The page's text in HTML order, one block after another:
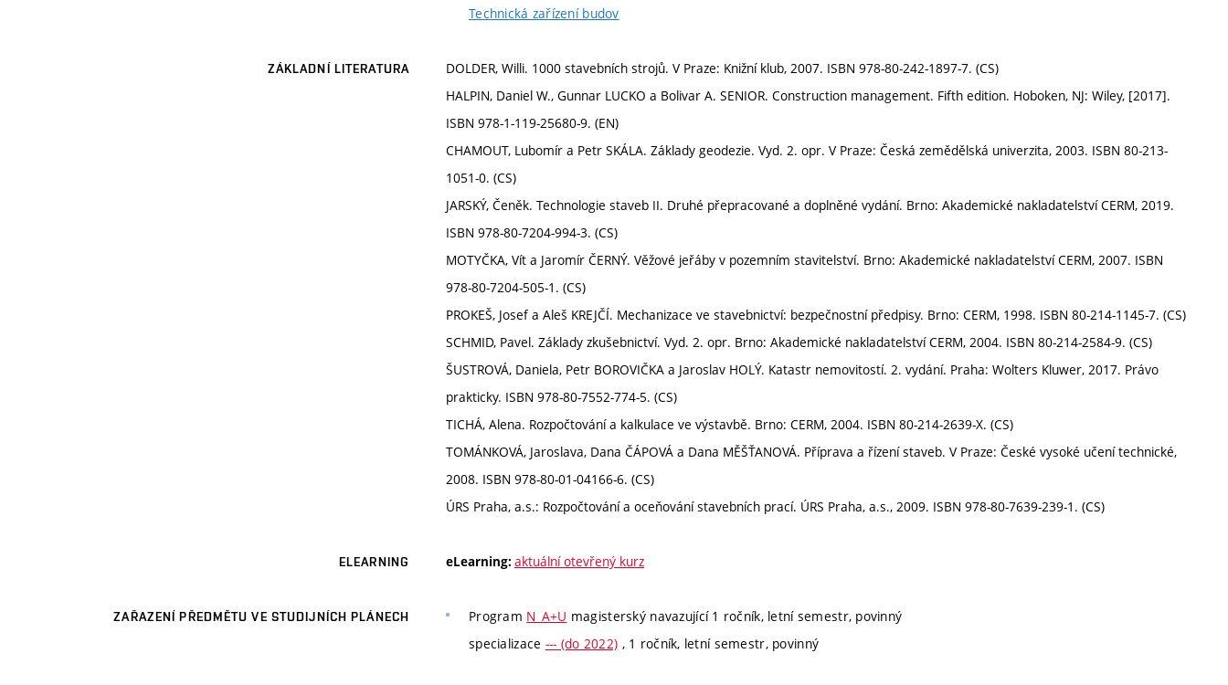
Technická zařízení budov
ZÁKLADNÍ LITERATURA
DOLDER, Willi. 1000 stavebních strojů. V Praze: Knižní klub, 2007. ISBN 978-80-242-1897-7. (CS)
HALPIN, Daniel W., Gunnar LUCKO a Bolivar A. SENIOR. Construction management. Fifth edition. Hoboken, NJ: Wiley, [2017].
ISBN 978-1-119-25680-9. (EN)
CHAMOUT, Lubomír a Petr SKÁLA. Základy geodezie. Vyd. 2. opr. V Praze: Česká zemědělská univerzita, 2003. ISBN 80-213-
1051-0. (CS)
JARSKÝ, Čeněk. Technologie staveb II. Druhé přepracované a doplněné vydání. Brno: Akademické nakladatelství CERM, 2019.
ISBN 978-80-7204-994-3. (CS)
MOTYČKA, Vít a Jaromír ČERNÝ. Věžové jeřáby v pozemním stavitelství. Brno: Akademické nakladatelství CERM, 2007. ISBN
978-80-7204-505-1. (CS)
PROKEŠ, Josef a Aleš KREJČÍ. Mechanizace ve stavebnictví: bezpečnostní předpisy. Brno: CERM, 1998. ISBN 80-214-1145-7. (CS)
SCHMID, Pavel. Základy zkušebnictví. Vyd. 2. opr. Brno: Akademické nakladatelství CERM, 2004. ISBN 80-214-2584-9. (CS)
ŠUSTROVÁ, Daniela, Petr BOROVIČKA a Jaroslav HOLÝ. Katastr nemovitostí. 2. vydání. Praha: Wolters Kluwer, 2017. Právo
prakticky. ISBN 978-80-7552-774-5. (CS)
TICHÁ, Alena. Rozpočtování a kalkulace ve výstavbě. Brno: CERM, 2004. ISBN 80-214-2639-X. (CS)
TOMÁNKOVÁ, Jaroslava, Dana ČÁPOVÁ a Dana MĚŠŤANOVÁ. Příprava a řízení staveb. V Praze: České vysoké učení technické,
2008. ISBN 978-80-01-04166-6. (CS)
ÚRS Praha, a.s.: Rozpočtování a oceňování stavebních prací. ÚRS Praha, a.s., 2009. ISBN 978-80-7639-239-1. (CS)
ELEARNING eLearning: aktuální otevřený kurz
ZAŘAZENÍ PŘEDMĚTU VE STUDIJNÍCH PLÁNECH Program N_A+U magisterský navazující 1 ročník, letní semestr, povinný
specializace --- (do 2022) , 1 ročník, letní semestr, povinný